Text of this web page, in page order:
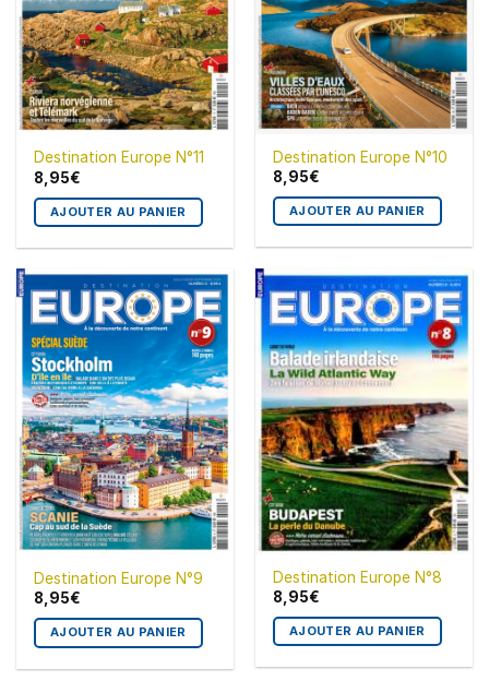
Destination Europe N°11
8,95€
AJOUTER AU PANIER
Destination Europe N°10
8,95€
AJOUTER AU PANIER
Destination Europe N°9
8,95€
AJOUTER AU PANIER
Destination Europe N°8
8,95€
AJOUTER AU PANIER